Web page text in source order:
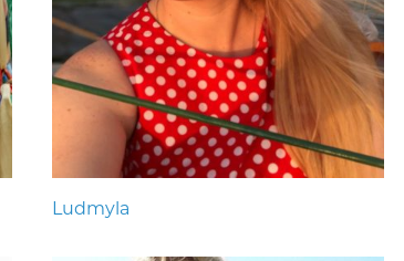
Ludmyla